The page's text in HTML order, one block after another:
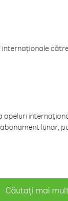
Căutați mai